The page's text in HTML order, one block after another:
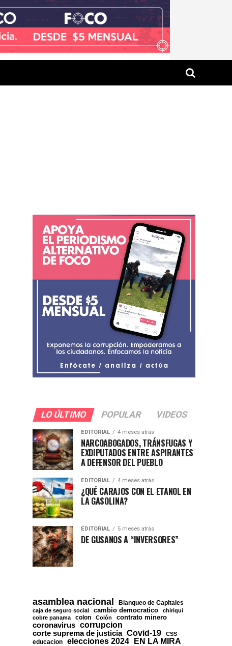
LO ÚLTIMO POPULAR VIDEOS
EDITORIAL 4 meses atrás
NARCOABOGADOS, TRÁNSFUGAS Y
EXDIPUTADOS ENTRE ASPIRANTES
A DEFENSOR DEL PUEBLO
EDITORIAL 4 meses atrás
¿QUÉ CARAJOS CON EL ETANOL EN
LA GASOLINA?
EDITORIAL 5 meses atrás
DE GUSANOS A “INVERSORES”
asamblea nacional Blanqueo de Capitales
caja de seguro social cambio democratico
chiriqui
cobre panama
colon Colón contrato minero
coronavirus corrupcion
corte suprema de justicia Covid-19 CSS
educacion elecciones 2024 EN LA MIRA